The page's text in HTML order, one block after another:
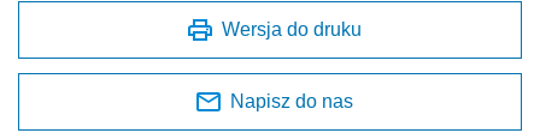
Wersja do druku
Napisz do nas